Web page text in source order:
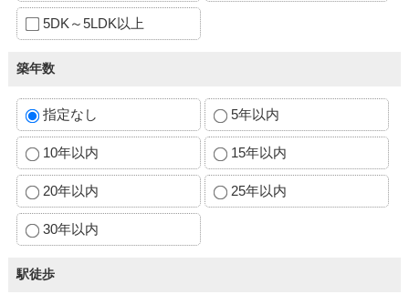
5DK～5LDK以上
築年数
指定なし 5年以内
10年以内 15年以内
20年以内 25年以内
30年以内
駅徒歩